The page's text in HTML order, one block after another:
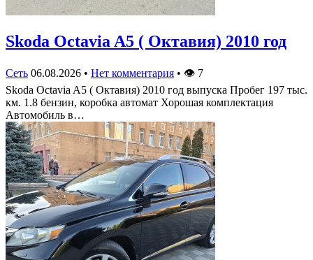
Skoda Octavia A5 ( Октавия) 2010 год
Сеть 06.08.2026 • Нет комментария • 👁 7
Skoda Octavia A5 ( Октавия) 2010 год выпуска Пробег 197 тыс.
км. 1.8 бензин, коробка автомат Хорошая комплектация
Автомобиль в…